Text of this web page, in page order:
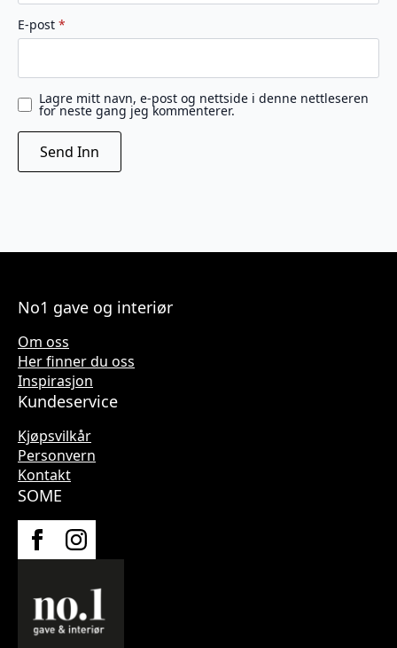
E-post *
Lagre mitt navn, e-post og nettside i denne nettleseren
for neste gang jeg kommenterer.
No1 gave og interiør
Om oss
Her finner du oss
Inspirasjon
Kundeservice
Kjøpsvilkår
Personvern
Kontakt
SOME